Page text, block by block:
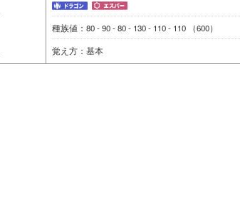
種族値：80 - 90 - 80 - 130 - 110 - 110 （600）
覚え方：基本